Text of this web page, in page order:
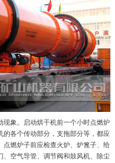
现象。启动烘干机前一个小时点燃炉
各个传动部分，支拖部分等，都应
点燃炉子前应检查火炉、炉篦子、给
空气导管、调节阀和鼓风机、除尘